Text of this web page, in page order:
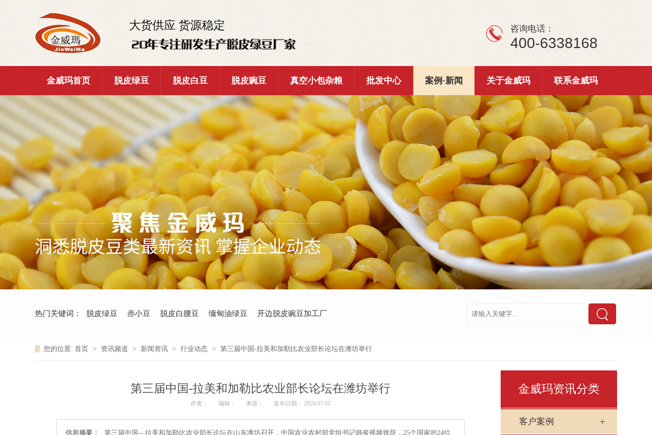
大货供应 货源稳定 咨询电话：
400-6338168
金威玛首页 脱皮绿豆 脱皮白豆 脱皮豌豆 真空小包杂粮 批发中心 案例·新闻 关于金威玛 联系金威玛
热门关键词： 脱皮绿豆 赤小豆 脱皮白腰豆 缅甸油绿豆 开边脱皮豌豆加工厂
您的位置: 首页 > 资讯频道 > 新闻资讯 > 行业动态 > 第三届中国-拉美和加勒比农业部长论坛在潍坊举行
第三届中国-拉美和加勒比农业部长论坛在潍坊举行
作者： 编辑： 来源： 发布日期： 2024.07.02
信息摘要： 第三届中国—拉美和加勒比农业部长论坛在山东潍坊召开，中国农业农村部党组书记韩俊视频致辞，25个国家的24位
金威玛资讯分类
客户案例